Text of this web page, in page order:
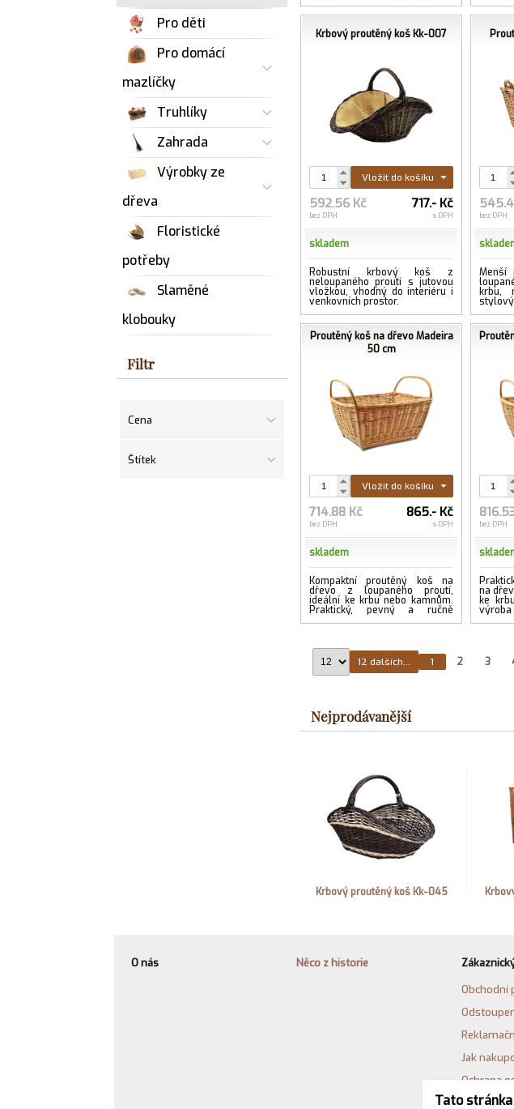
Pro děti
Pro domácí
mazlíčky
Truhlíky
Zahrada
Výrobky ze
dřeva
Floristické
potřeby
Slaměné
klobouky
Filtr
Cena
Štítek
Krbový proutěný koš Kk-007
Vložit do košíku
592.56 Kč
bez DPH
717.- Kč
s DPH
skladem
Robustní krbový koš z
neloupaného proutí s jutovou
vložkou, vhodný do interiéru i
venkovních prostor.
bez DPH
Menší
krbu,
Proutěný koš na dřevo Madeira
50 cm
Vložit do košíku
714.88 Kč
bez DPH
865.- Kč
s DPH
skladem
Kompaktní proutěný koš na
dřevo z loupaného proutí,
ideální ke krbu nebo kamnům.
Praktický, pevný a ručně
vyráběný.
bez DPH
na
ke
proutí.
12 dalších... 1 2 3
Nejprodávanější
Krbový proutěný koš Kk-045
O nás Něco z historie
Obchodní
Jak
Ochrana
Cookies
Tato